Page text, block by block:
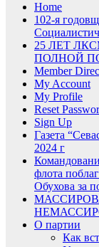
Home
102-я
25 ЛЕТ
ПОЛНОЙ
Member
My Account
My Profile
Reset
Sign Up
Газета
2024 г
флота
Обухова за
О партии
Как